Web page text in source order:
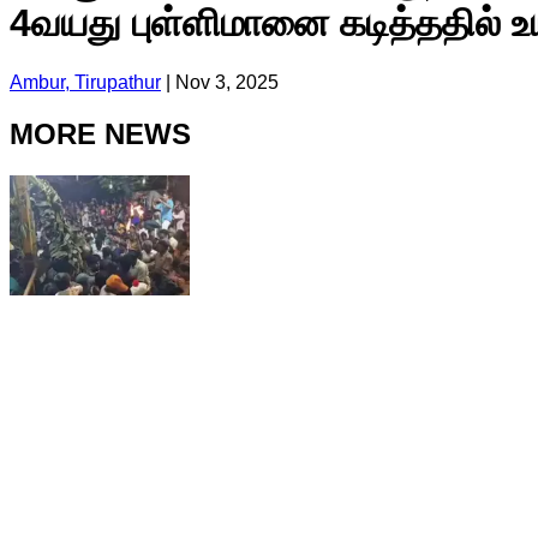
4வயது புள்ளிமானை கடித்ததில்
Ambur, Tirupathur Nov 3, 2025
MORE NEWS